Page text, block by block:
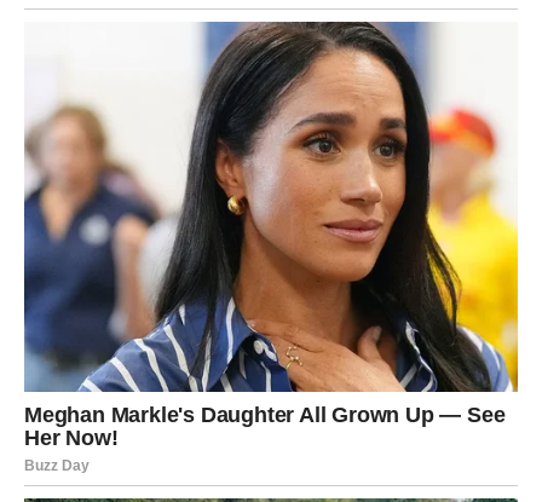
prihvatate da niste stvoreni za stagnaciju
birate put koji vas plaši – ali vas raduje
Strah može postojati, aline zaustavlja vas. A to je ključna
razlika.